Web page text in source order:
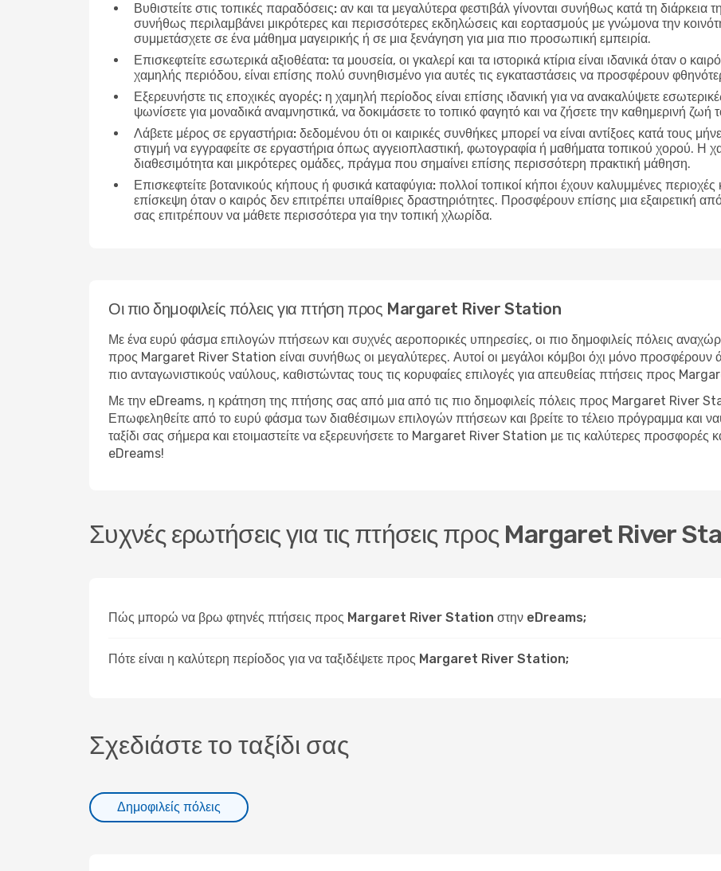
Βυθιστείτε στις τοπικές παραδόσεις: αν και τα μεγαλύτερα φεστιβάλ γίνονται συνήθως κατά τη
συνήθως περιλαμβάνει μικρότερες και περισσότερες εκδηλώσεις και εορτασμούς με γνώμονα την
συμμετάσχετε σε ένα μάθημα μαγειρικής ή σε μια ξενάγηση για μια πιο προσωπική εμπειρία.
Επισκεφτείτε εσωτερικά αξιοθέατα: τα μουσεία, οι γκαλερί και τα ιστορικά κτίρια είναι ιδανικά όταν ο
χαμηλής περιόδου, είναι επίσης πολύ συνηθισμένο για αυτές τις εγκαταστάσεις να προσφέρουν
Εξερευνήστε τις εποχικές αγορές: η χαμηλή περίοδος είναι επίσης ιδανική για να ανακαλύψετε
ψωνίσετε για μοναδικά αναμνηστικά, να δοκιμάσετε το τοπικό φαγητό και να ζήσετε την καθημερινή
Λάβετε μέρος σε εργαστήρια: δεδομένου ότι οι καιρικές συνθήκες μπορεί να είναι αντίξοες κατά τους
στιγμή να εγγραφείτε σε εργαστήρια όπως αγγειοπλαστική, φωτογραφία ή μαθήματα τοπικού χορού. Η
διαθεσιμότητα και μικρότερες ομάδες, πράγμα που σημαίνει επίσης περισσότερη πρακτική μάθηση.
Επισκεφτείτε βοτανικούς κήπους ή φυσικά καταφύγια: πολλοί τοπικοί κήποι έχουν καλυμμένες περιοχές
επίσκεψη όταν ο καιρός δεν επιτρέπει υπαίθριες δραστηριότητες. Προσφέρουν επίσης μια εξαιρετική
σας επιτρέπουν να μάθετε περισσότερα για την τοπική χλωρίδα.
Οι πιο δημοφιλείς πόλεις για πτήση προς Margaret River Station
Με ένα ευρύ φάσμα επιλογών πτήσεων και συχνές αεροπορικές υπηρεσίες, οι πιο δημοφιλείς πόλεις
προς Margaret River Station είναι συνήθως οι μεγαλύτερες. Αυτοί οι μεγάλοι κόμβοι όχι μόνο προσφέρουν
πιο ανταγωνιστικούς ναύλους, καθιστώντας τους τις κορυφαίες επιλογές για απευθείας πτήσεις προς
Με την eDreams, η κράτηση της πτήσης σας από μια από τις πιο δημοφιλείς πόλεις προς Margaret River
Επωφεληθείτε από το ευρύ φάσμα των διαθέσιμων επιλογών πτήσεων και βρείτε το τέλειο πρόγραμμα και
ταξίδι σας σήμερα και ετοιμαστείτε να εξερευνήσετε το Margaret River Station με τις καλύτερες προσφορές
eDreams!
Συχνές ερωτήσεις για τις πτήσεις προς Margaret River
Πώς μπορώ να βρω φτηνές πτήσεις προς Margaret River Station στην eDreams;
Πότε είναι η καλύτερη περίοδος για να ταξιδέψετε προς Margaret River Station;
Σχεδιάστε το ταξίδι σας
Δημοφιλείς πόλεις